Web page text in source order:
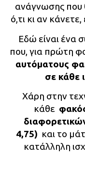
ανάγνωσης που
ό,τι κι αν
Εδώ είναι ένα
που, για πρώτη
αυτόματους
σε κάθε
Χάρη στην
κάθε
4,75) και το
κατάλληλη